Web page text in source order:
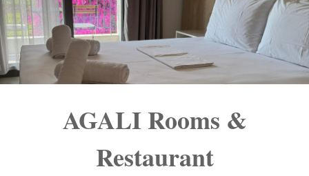
AGALI Rooms &
Restaurant